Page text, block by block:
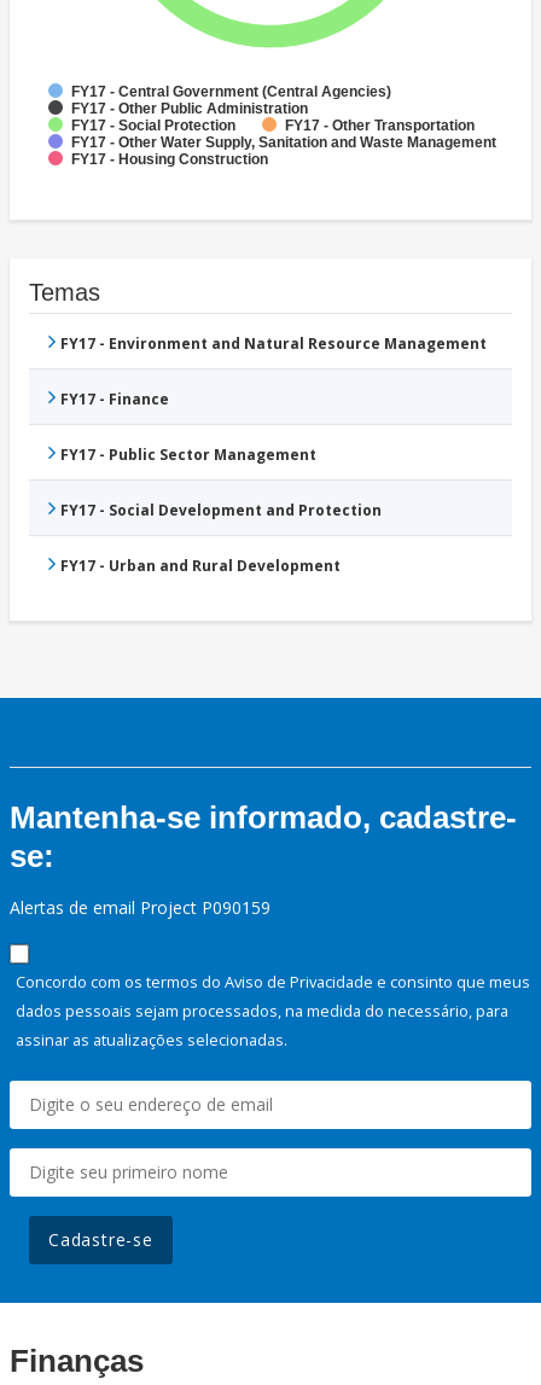
FY17 - Central Government (Central Agencies)
FY17 - Other Public Administration
FY17 - Social Protection
FY17 - Other Transportation
FY17 - Other Water Supply, Sanitation and Waste Management
FY17 - Housing Construction
Temas
FY17 - Environment and Natural Resource Management
FY17 - Finance
FY17 - Public Sector Management
FY17 - Social Development and Protection
FY17 - Urban and Rural Development
Mantenha-se informado, cadastre-
se:
Alertas de email Project P090159
Concordo com os termos do Aviso de Privacidade e consinto que meus
dados pessoais sejam processados, na medida do necessário, para
assinar as atualizações selecionadas.
Cadastre-se
Finanças